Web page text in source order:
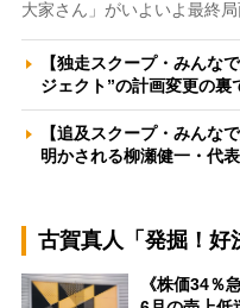
大家さん」がいよいよ最終
【独走スクープ・みんな
ジェクト”の計画変更の
【追及スクープ・みんな
明かされる柳瀬健一・代
古賀真人「発掘！好
《株価34％